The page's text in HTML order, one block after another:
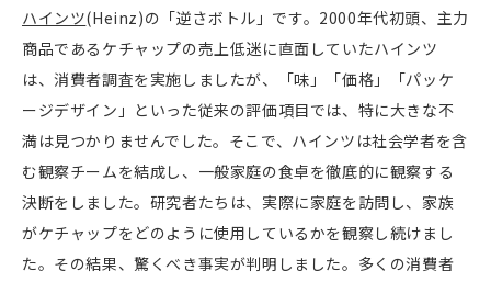
ハインツ(Heinz)の「逆さボトル」です。 2000年代初頭、主力
商品であるケチャップの売上低迷に直面していたハインツ
は、消費者調査を実施しましたが、「味」「価格」「パッケ
ージデザイン」といった従来の評価項目では、特に大きな不
満は見つかりませんでした。そこで、ハインツは社会学者を含
む観察チームを結成し、一般家庭の食卓を徹底的に観察する
決断をしました。研究者たちは、実際に家庭を訪問し、家族
がケチャップをどのように使用しているかを観察し続けまし
た。その結果、驚くべき事実が判明しました。多くの消費者